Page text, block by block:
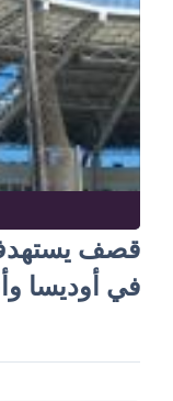
قصف
في أوديسا